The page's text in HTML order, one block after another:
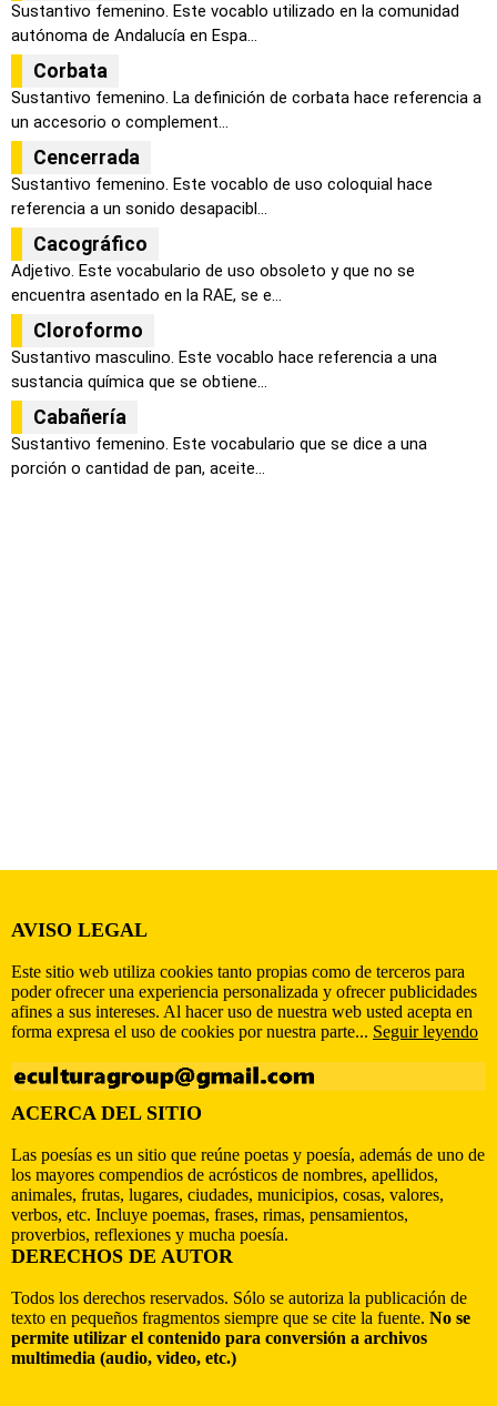
Sustantivo femenino. Este vocablo utilizado en la comunidad
autónoma de Andalucía en Espa...
Corbata
Sustantivo femenino. La definición de corbata hace referencia a
un accesorio o complement...
Cencerrada
Sustantivo femenino. Este vocablo de uso coloquial hace
referencia a un sonido desapacibl...
Cacográfico
Adjetivo. Este vocabulario de uso obsoleto y que no se
encuentra asentado en la RAE, se e...
Cloroformo
Sustantivo masculino. Este vocablo hace referencia a una
sustancia química que se obtiene...
Cabañería
Sustantivo femenino. Este vocabulario que se dice a una
porción o cantidad de pan, aceite...
AVISO LEGAL
Este sitio web utiliza cookies tanto propias como de terceros para
poder ofrecer una experiencia personalizada y ofrecer publicidades
afines a sus intereses. Al hacer uso de nuestra web usted acepta en
forma expresa el uso de cookies por nuestra parte... Seguir leyendo
ACERCA DEL SITIO
Las poesías es un sitio que reúne poetas y poesía, además de uno de
los mayores compendios de acrósticos de nombres, apellidos,
animales, frutas, lugares, ciudades, municipios, cosas, valores,
verbos, etc. Incluye poemas, frases, rimas, pensamientos,
proverbios, reflexiones y mucha poesía.
DERECHOS DE AUTOR
Todos los derechos reservados. Sólo se autoriza la publicación de
texto en pequeños fragmentos siempre que se cite la fuente. No se
permite utilizar el contenido para conversión a archivos
multimedia (audio, video, etc.)